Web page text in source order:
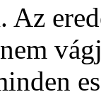
Az